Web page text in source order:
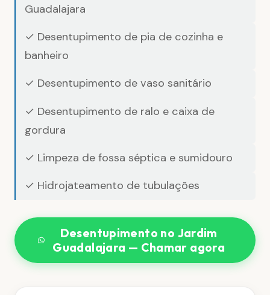
Guadalajara
✓ Desentupimento de pia de cozinha e
banheiro
✓ Desentupimento de vaso sanitário
✓ Desentupimento de ralo e caixa de
gordura
✓ Limpeza de fossa séptica e sumidouro
✓ Hidrojateamento de tubulações
Desentupimento no Jardim
Guadalajara — Chamar agora